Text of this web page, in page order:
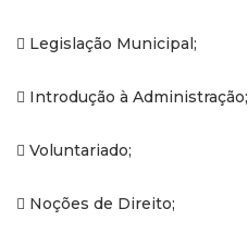
 Legislação Municipal;
 Introdução à Administração;
 Voluntariado;
 Noções de Direito;